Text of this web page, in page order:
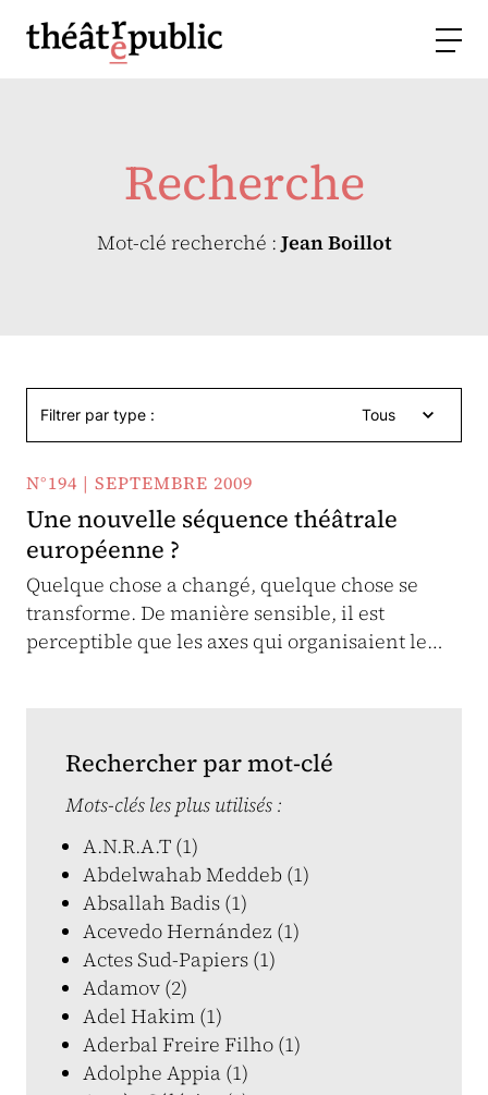
Recherche
Mot-clé recherché :Jean Boillot
Filtrer par type : Tous
N°194 | SEPTEMBRE 2009
Une nouvelle séquence théâtrale
européenne ?
Quelque chose a changé, quelque chose se
transforme. De manière sensible, il est
perceptible que les axes qui organisaient le…
Rechercher par mot-clé
Mots-clés les plus utilisés :
A.N.R.A.T (1)
Abdelwahab Meddeb (1)
Absallah Badis (1)
Acevedo Hernández (1)
Actes Sud-Papiers (1)
Adamov (2)
Adel Hakim (1)
Aderbal Freire Filho (1)
Adolphe Appia (1)